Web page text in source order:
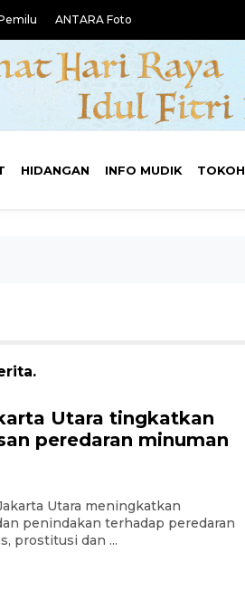
ANTARA Foto
HIDANGAN INFO MUDIK TOKOH
Utara tingkatkan
peredaran minuman
Utara meningkatkan
penindakan terhadap peredaran
prostitusi dan ...